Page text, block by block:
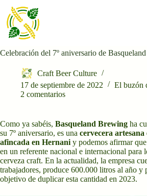
contenido
Celebración del 7º aniversario de Basqueland
Craft Beer Culture
17 de septiembre de 2022
El buzón
2 comentarios
Como ya sabéis, Basqueland Brewing ha
su 7º aniversario, es una cervecera
afincada en Hernani y podemos afirmar
en un referente nacional e internacional para
cerveza craft. En la actualidad, la empresa
trabajadores, produce 600.000 litros al año y
objetivo de duplicar esta cantidad en 2023.